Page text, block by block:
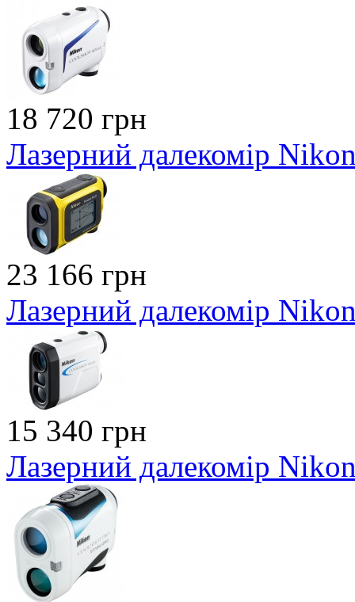
18 720 грн
Лазерний далекомір
23 166 грн
Лазерний далекомір
15 340 грн
Лазерний далекомір